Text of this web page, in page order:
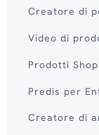
Creatore di
Video di
Prodotti
Predis per
Creatore di